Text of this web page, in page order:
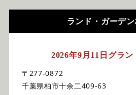
ランド・ガーデ
2026年9月11日グラ
〒277-0872
千葉県柏市十余二409-63